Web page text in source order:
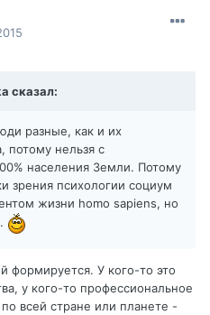
сказал:
разные, как и их
потому нельзя с
населения Земли. Потому
зрения психологии социум
жизни homo sapiens, но
формируется. У кого-то это
у кого-то профессиональное
всей стране или планете -